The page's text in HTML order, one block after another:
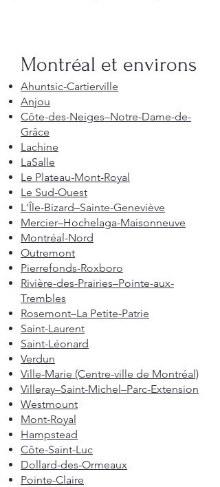
Montréal et environs
Ahuntsic-Cartierville
Anjou
Côte-des-Neiges–Notre-Dame-de-
Grâce
Lachine
LaSalle
Le Plateau-Mont-Royal
Le Sud-Ouest
L'Île-Bizard–Sainte-Geneviève
Mercier–Hochelaga-Maisonneuve
Montréal-Nord
Outremont
Pierrefonds-Roxboro
Rivière-des-Prairies–Pointe-aux-
Trembles
Rosemont–La Petite-Patrie
Saint-Laurent
Saint-Léonard
Verdun
Ville-Marie (Centre-ville de Montréal)
Villeray–Saint-Michel–Parc-Extension
Westmount
Mont-Royal
Hampstead
Côte-Saint-Luc
Dollard-des-Ormeaux
Pointe-Claire